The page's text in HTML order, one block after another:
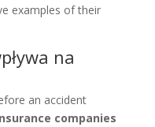
examples of their
na
an accident
companies